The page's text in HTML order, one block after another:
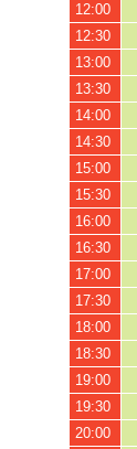
12:00
12:30
13:00
13:30
14:00
14:30
15:00
15:30
16:00
16:30
17:00
17:30
18:00
18:30
19:00
19:30
20:00